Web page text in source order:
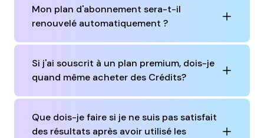
Mon plan d'abonnement sera-t-il
renouvelé automatiquement ?
Si j'ai souscrit à un plan premium, dois-je
quand même acheter des Crédits?
Que dois-je faire si je ne suis pas satisfait
des résultats après avoir utilisé les